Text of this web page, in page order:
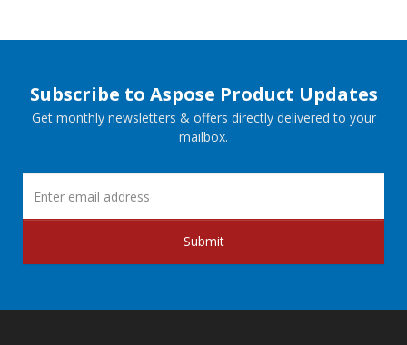
Subscribe to Aspose Product Updates
Get monthly newsletters & offers directly delivered to your
mailbox.
Submit